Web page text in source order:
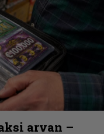
arvan –